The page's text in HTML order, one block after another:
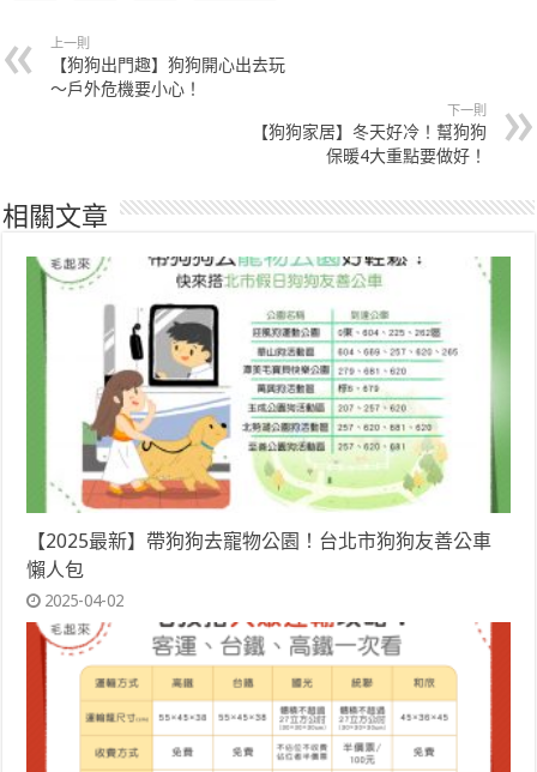
上一則
【狗狗出門趣】狗狗開心出去玩
～戶外危機要小心！
下一則
【狗狗家居】冬天好冷！幫狗狗
保暖4大重點要做好！
相關文章
【2025最新】帶狗狗去寵物公園！台北市狗狗友善公車
懶人包
2025-04-02